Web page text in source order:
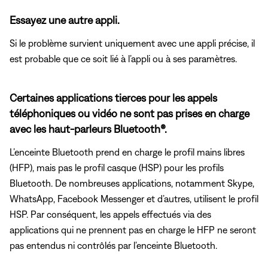
Essayez une autre appli.
Si le problème survient uniquement avec une appli précise, il
est probable que ce soit lié à l’appli ou à ses paramètres.
Certaines applications tierces pour les appels
téléphoniques ou vidéo ne sont pas prises en charge
avec les haut-parleurs Bluetooth®.
L’enceinte Bluetooth prend en charge le profil mains libres
(HFP), mais pas le profil casque (HSP) pour les profils
Bluetooth. De nombreuses applications, notamment Skype,
WhatsApp, Facebook Messenger et d’autres, utilisent le profil
HSP. Par conséquent, les appels effectués via des
applications qui ne prennent pas en charge le HFP ne seront
pas entendus ni contrôlés par l’enceinte Bluetooth.